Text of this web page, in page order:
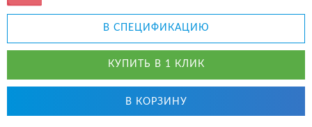
В СПЕЦИФИКАЦИЮ
КУПИТЬ В 1 КЛИК
В КОРЗИНУ